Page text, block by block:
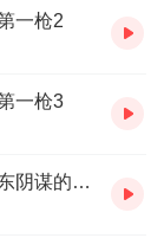
一枪2
一枪3
抗战纪实 019 石原莞尔与九一八事变：远东阴谋的核心操盘手1